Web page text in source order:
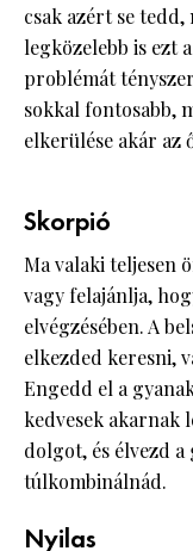
csak azért se
legközelebb is ezt
problémát
sokkal fontosabb,
elkerülése akár az
Skorpió
Ma valaki teljesen
vagy felajánlja,
elvégzésében. A
elkezded keresni,
Engedd el a
kedvesek akarnak
dolgot, és élvezd
túlkombinálnád.
Nyilas